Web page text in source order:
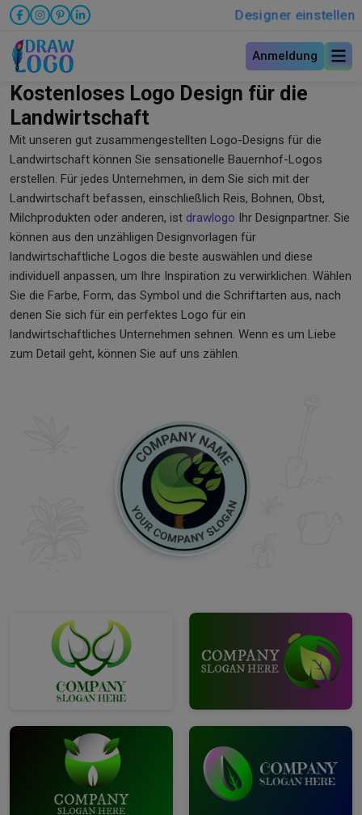
Designer einstellen
Anmeldung
Kostenloses Logo Design für die
Landwirtschaft
Mit unseren gut zusammengestellten Logo-Designs für die
Landwirtschaft können Sie sensationelle Bauernhof-Logos
erstellen. Für jedes Unternehmen, in dem Sie sich mit der
Landwirtschaft befassen, einschließlich Reis, Bohnen, Obst,
Milchprodukten oder anderen, ist drawlogo Ihr Designpartner. Sie
können aus den unzähligen Designvorlagen für
landwirtschaftliche Logos die beste auswählen und diese
individuell anpassen, um Ihre Inspiration zu verwirklichen. Wählen
Sie die Farbe, Form, das Symbol und die Schriftarten aus, nach
denen Sie sich für ein perfektes Logo für ein
landwirtschaftliches Unternehmen sehnen. Wenn es um Liebe
zum Detail geht, können Sie auf uns zählen.